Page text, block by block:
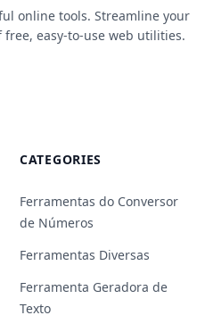
online tools. Streamline your
easy-to-use web utilities.
CATEGORIES
Ferramentas do Conversor
de Números
Ferramentas Diversas
Ferramenta Geradora de
Texto